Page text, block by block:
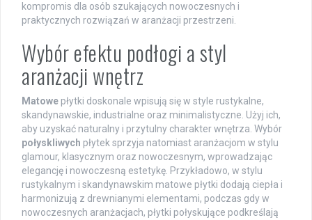
kompromis dla osób szukających nowoczesnych i
praktycznych rozwiązań w aranżacji przestrzeni.
Wybór efektu podłogi a styl
aranżacji wnętrz
Matowe płytki doskonale wpisują się w style rustykalne,
skandynawskie, industrialne oraz minimalistyczne. Użyj ich,
aby uzyskać naturalny i przytulny charakter wnętrza. Wybór
połyskliwych płytek sprzyja natomiast aranżacjom w stylu
glamour, klasycznym oraz nowoczesnym, wprowadzając
elegancję i nowoczesną estetykę. Przykładowo, w stylu
rustykalnym i skandynawskim matowe płytki dodają ciepła i
harmonizują z drewnianymi elementami, podczas gdy w
nowoczesnych aranżacjach, płytki połyskujące podkreślają